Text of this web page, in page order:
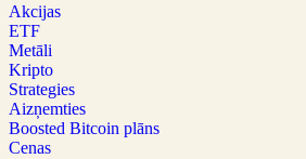
Akcijas
ETF
Metāli
Kripto
Strategies
Aizņemties
Boosted Bitcoin plāns
Cenas